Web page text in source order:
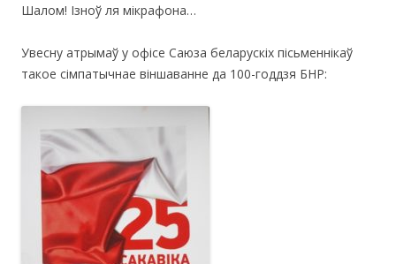
Шалом! Ізноў ля мікрафона…
Увесну атрымаў у офісе Саюза беларускіх пісьменнікаў
такое сімпатычнае віншаванне да 100-годдзя БНР: